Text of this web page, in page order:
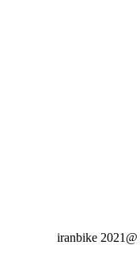
@iranbike 2021